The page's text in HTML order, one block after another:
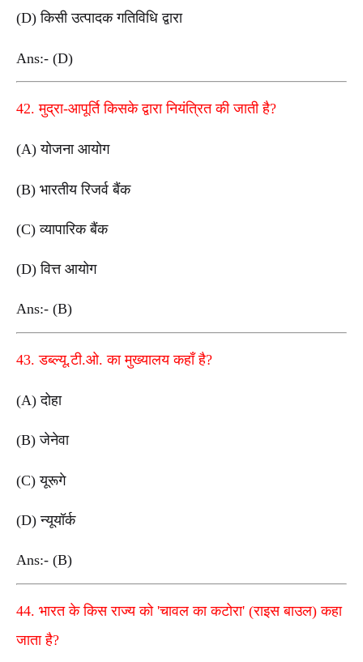
(D) किसी उत्पादक गतिविधि द्वारा
Ans:- (D)
42. मुद्रा-आपूर्ति किसके द्वारा नियंत्रित की जाती है?
(A) योजना आयोग
(B) भारतीय रिजर्व बैंक
(C) व्यापारिक बैंक
(D) वित्त आयोग
Ans:- (B)
43. डब्ल्यू.टी.ओ. का मुख्यालय कहाँ है?
(A) दोहा
(B) जेनेवा
(C) यूरूगे
(D) न्यूयॉर्क
Ans:- (B)
44. भारत के किस राज्य को 'चावल का कटोरा' (राइस बाउल) कहा
जाता है?